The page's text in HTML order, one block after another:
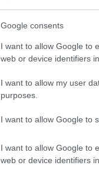
Google consents
I want to allow Google to
web or device identifiers
I want to allow my user
purposes.
I want to allow Google to
I want to allow Google to
web or device identifiers